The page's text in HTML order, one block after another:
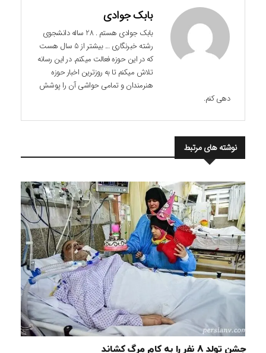
بابک جوادی
بابک جوادی هستم . 28 ساله دانشجوی
رشته خبرنگاری ... بیشتر از 5 سال هست
که در این حوزه فعالت میکنم. در این رسانه
تلاش میکنم تا به روزترین اخبار حوزه
هنرمندان و تمامی حواشی آن را پوشش
دهی کنم.
نوشته های مرتبط
جشن تولد 8 نفر را به کام مرگ کشاند